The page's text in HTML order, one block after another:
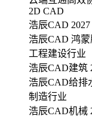
2D CAD
浩辰CAD 2027
浩辰CAD 鸿蒙
工程建设行业
浩辰CAD建筑
浩辰CAD给排
制造行业
浩辰CAD机械